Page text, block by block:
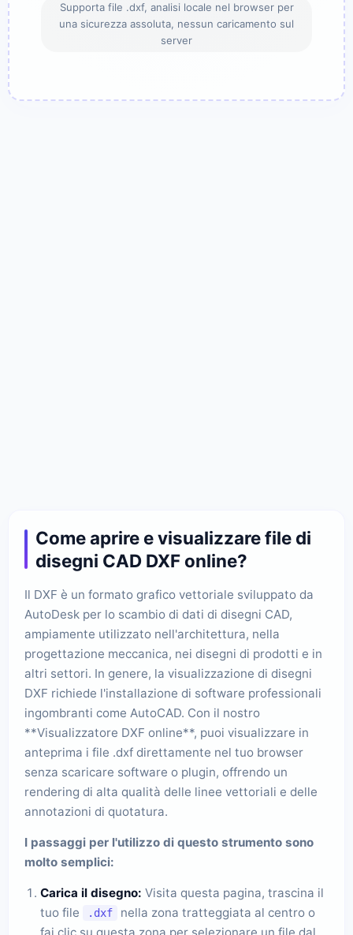
Supporta file .dxf, analisi locale nel browser per
una sicurezza assoluta, nessun caricamento sul
server
Come aprire e visualizzare file di
disegni CAD DXF online?
Il DXF è un formato grafico vettoriale sviluppato da
AutoDesk per lo scambio di dati di disegni CAD,
ampiamente utilizzato nell'architettura, nella
progettazione meccanica, nei disegni di prodotti e in
altri settori. In genere, la visualizzazione di disegni
DXF richiede l'installazione di software professionali
ingombranti come AutoCAD. Con il nostro
**Visualizzatore DXF online**, puoi visualizzare in
anteprima i file .dxf direttamente nel tuo browser
senza scaricare software o plugin, offrendo un
rendering di alta qualità delle linee vettoriali e delle
annotazioni di quotatura.
I passaggi per l'utilizzo di questo strumento sono
molto semplici:
Carica il disegno: Visita questa pagina, trascina il
tuo file
.dxf
nella zona tratteggiata al centro o